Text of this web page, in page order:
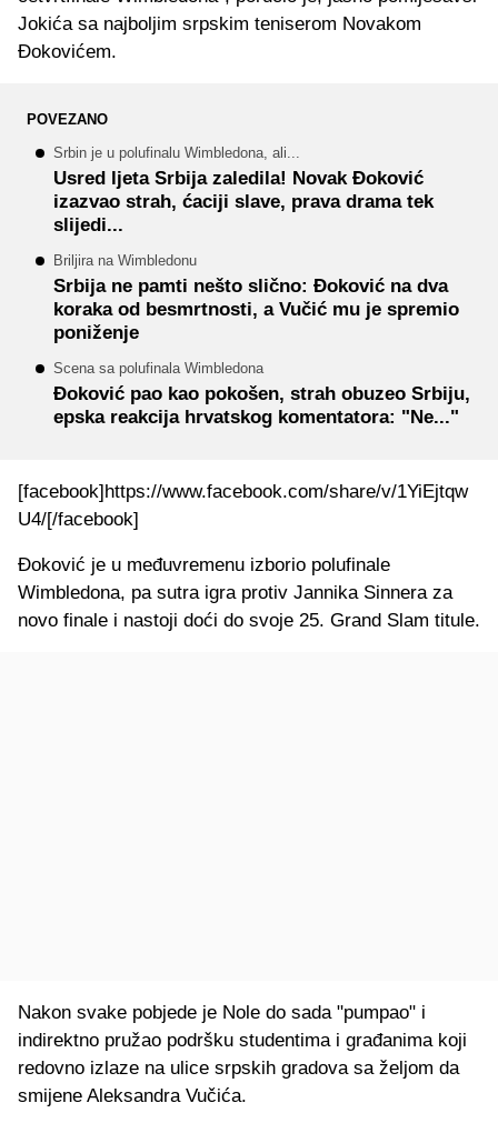
Jokića sa najboljim srpskim teniserom Novakom
Đokovićem.
POVEZANO
Srbin je u polufinalu Wimbledona, ali...
Usred ljeta Srbija zaledila! Novak Đoković
izazvao strah, ćaciji slave, prava drama tek
slijedi...
Briljira na Wimbledonu
Srbija ne pamti nešto slično: Đoković na dva
koraka od besmrtnosti, a Vučić mu je spremio
poniženje
Scena sa polufinala Wimbledona
Đoković pao kao pokošen, strah obuzeo Srbiju,
epska reakcija hrvatskog komentatora: "Ne..."
[facebook]https://www.facebook.com/share/v/1YiEjtqw
U4/[/facebook]
Đoković je u međuvremenu izborio polufinale
Wimbledona, pa sutra igra protiv Jannika Sinnera za
novo finale i nastoji doći do svoje 25. Grand Slam titule.
Nakon svake pobjede je Nole do sada "pumpao" i
indirektno pružao podršku studentima i građanima koji
redovno izlaze na ulice srpskih gradova sa željom da
smijene Aleksandra Vučića.